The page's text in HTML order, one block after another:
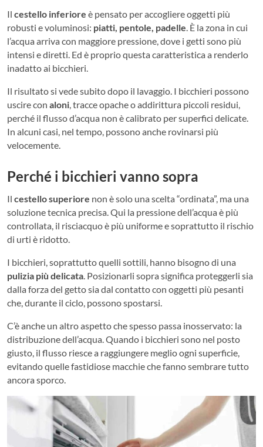
Il cestello inferiore è pensato per accogliere oggetti più
robusti e voluminosi: piatti, pentole, padelle . È la zona in cui
l’acqua arriva con maggiore pressione, dove i getti sono più
intensi e diretti. Ed è proprio questa caratteristica a renderlo
inadatto ai bicchieri.
Il risultato si vede subito dopo il lavaggio. I bicchieri possono
uscire con aloni , tracce opache o addirittura piccoli residui,
perché il flusso d’acqua non è calibrato per superfici delicate.
In alcuni casi, nel tempo, possono anche rovinarsi più
velocemente.
Perché i bicchieri vanno sopra
Il cestello superiore non è solo una scelta “ordinata”, ma una
soluzione tecnica precisa. Qui la pressione dell’acqua è più
controllata, il risciacquo è più uniforme e soprattutto il rischio
di urti è ridotto.
I bicchieri, soprattutto quelli sottili, hanno bisogno di una
pulizia più delicata. Posizionarli sopra significa proteggerli sia
dalla forza del getto sia dal contatto con oggetti più pesanti
che, durante il ciclo, possono spostarsi.
C’è anche un altro aspetto che spesso passa inosservato: la
distribuzione dell’acqua. Quando i bicchieri sono nel posto
giusto, il flusso riesce a raggiungere meglio ogni superficie,
evitando quelle fastidiose macchie che fanno sembrare tutto
ancora sporco.